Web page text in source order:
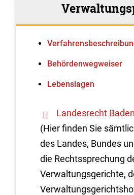
Behördenwegweiser
Lebenslagen
Landesrecht
(Hier finden Sie
des Landes, Bundes
die Rechtssprechung
Verwaltungsgerichte,